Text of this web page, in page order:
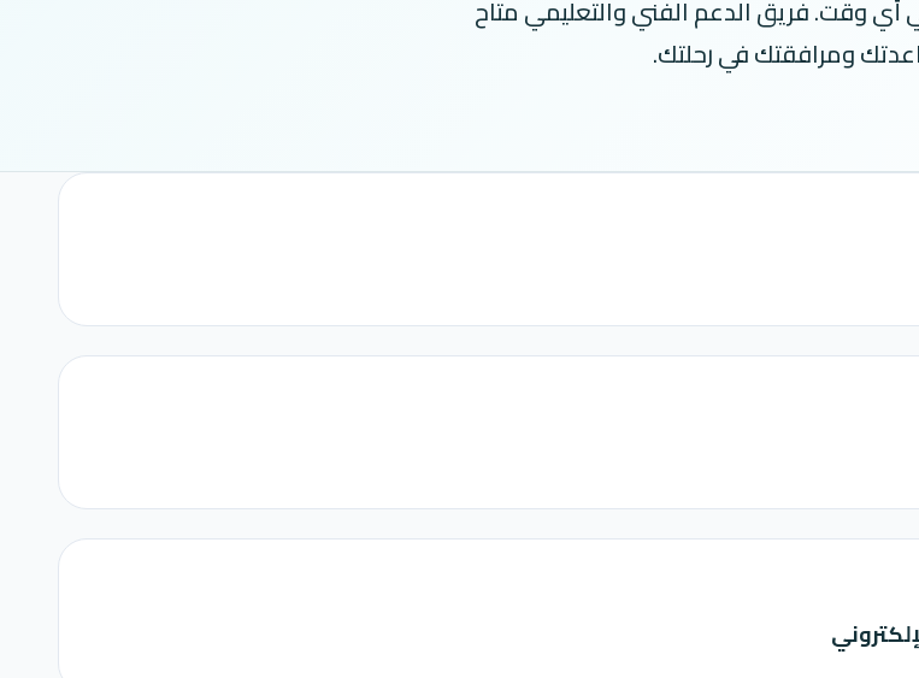
أي وقت. فريق الدعم الفني والتعليمي متاح
ومرافقتك في رحلتك.